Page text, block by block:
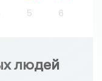
5 6
людей